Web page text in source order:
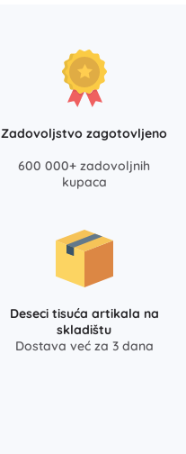
Zadovoljstvo zagotovljeno
600 000+ zadovoljnih
kupaca
Deseci tisuća artikala na
skladištu
Dostava već za 3 dana